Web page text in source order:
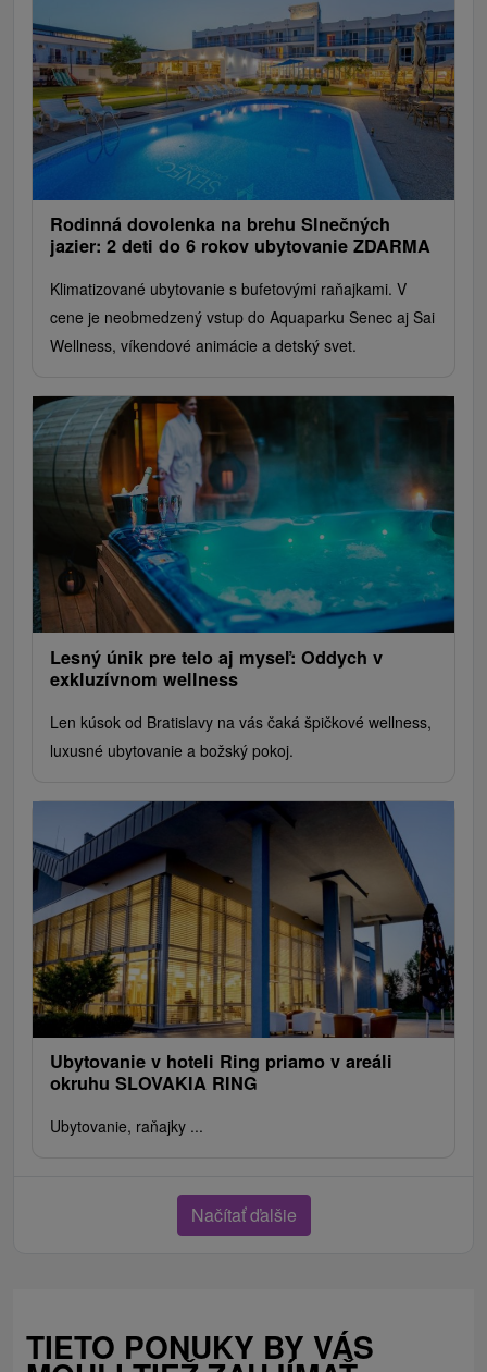
Rodinná dovolenka na brehu Slnečných
jazier: 2 deti do 6 rokov ubytovanie ZDARMA
Klimatizované ubytovanie s bufetovými raňajkami. V
cene je neobmedzený vstup do Aquaparku Senec aj Sai
Wellness, víkendové animácie a detský svet.
Lesný únik pre telo aj myseľ: Oddych v
exkluzívnom wellness
Len kúsok od Bratislavy na vás čaká špičkové wellness,
luxusné ubytovanie a božský pokoj.
Ubytovanie v hoteli Ring priamo v areáli
okruhu SLOVAKIA RING
Ubytovanie, raňajky ...
Načítať ďalšie
TIETO PONUKY BY VÁS